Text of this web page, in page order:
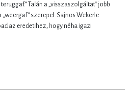
Talán a „visszaszolgáltat” jobb
szerepel. Sajnos Wekerle
az eredetihez, hogy néha igazi